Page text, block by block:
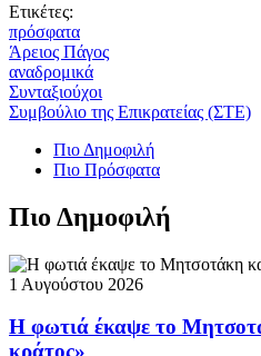
Ετικέτες:
πρόσφατα
Άρειος Πάγος
αναδρομικά
Συνταξιούχοι
Συμβούλιο της Επικρατείας (ΣΤΕ)
Πιο Δημοφιλή
Πιο Πρόσφατα
Πιο Δημοφιλή
1 Αυγούστου 2026
Η φωτιά έκαψε το